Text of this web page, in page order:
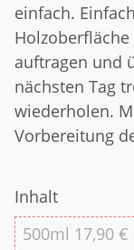
einfach.
auftragen und
nächsten Tag
wiederholen.
Vorbereitung
Inhalt
500ml 500ml
17,90